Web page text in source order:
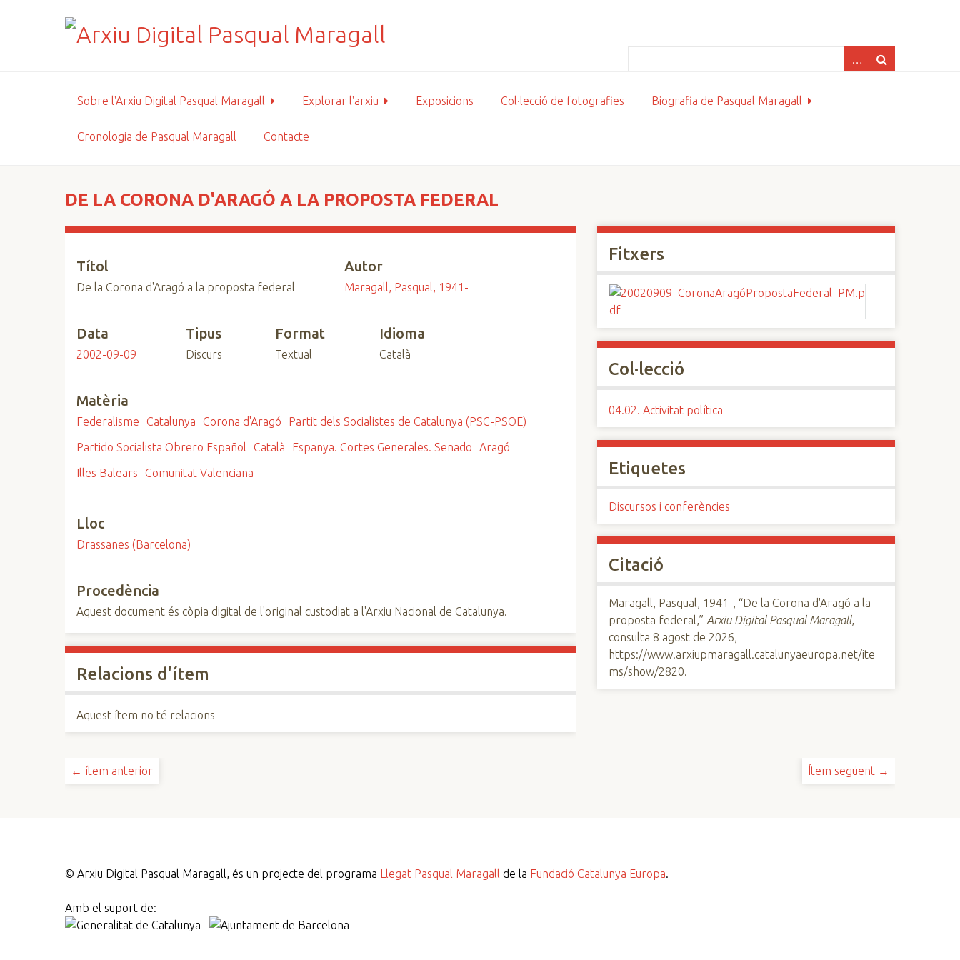
Sobre l'Arxiu Digital Pasqual Maragall Explorar l'arxiu Exposicions Col·lecció de fotografies Biografia de Pasqual Maragall
Cronologia de Pasqual Maragall Contacte
DE LA CORONA D'ARAGÓ A LA PROPOSTA FEDERAL
Títol
De la Corona d'Aragó a la proposta federal
Autor
Maragall, Pasqual, 1941-
Data
2002-09-09
Tipus
Discurs
Format
Textual
Idioma
Català
Matèria
Federalisme Catalunya Corona d'Aragó
Partit dels Socialistes de Catalunya (PSC-PSOE)
Partido Socialista Obrero Español
Català Espanya. Cortes Generales. Senado
Aragó
Illes Balears
Comunitat Valenciana
Lloc
Drassanes (Barcelona)
Procedència
Aquest document és còpia digital de l'original custodiat a l'Arxiu Nacional de Catalunya.
Relacions d'ítem
Aquest ítem no té relacions
Fitxers
Col·lecció
04.02. Activitat política
Etiquetes
Discursos i conferències
Citació
Maragall, Pasqual, 1941-, “De la Corona d'Aragó a la
proposta federal,” Arxiu Digital Pasqual Maragall,
consulta 8 agost de 2026,
https://www.arxiupmaragall.catalunyaeuropa.net/ite
ms/show/2820.
← ítem anterior Ítem següent →
©Arxiu Digital Pasqual Maragall, és un projecte del programa Llegat Pasqual Maragall de la Fundació Catalunya Europa.
Amb el suport de: